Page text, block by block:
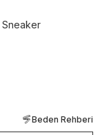
Beden Rehberi